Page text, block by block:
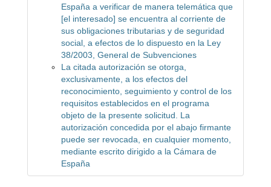
España a verificar de manera telemática que
[el interesado] se encuentra al corriente de
sus obligaciones tributarias y de seguridad
social, a efectos de lo dispuesto en la Ley
38/2003, General de Subvenciones
La citada autorización se otorga,
exclusivamente, a los efectos del
reconocimiento, seguimiento y control de los
requisitos establecidos en el programa
objeto de la presente solicitud. La
autorización concedida por el abajo firmante
puede ser revocada, en cualquier momento,
mediante escrito dirigido a la Cámara de
España